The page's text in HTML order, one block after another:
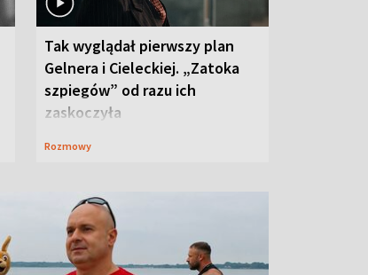
Tak wyglądał pierwszy plan
Gelnera i Cieleckiej. „Zatoka
szpiegów” od razu ich
zaskoczyła
Rozmowy